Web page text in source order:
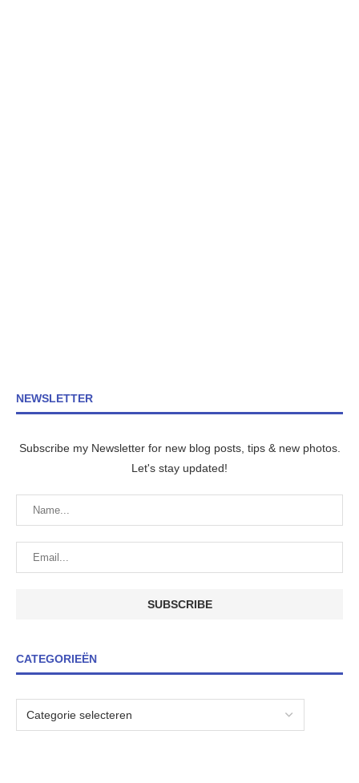
NEWSLETTER
Subscribe my Newsletter for new blog posts, tips & new photos.
Let's stay updated!
CATEGORIEËN